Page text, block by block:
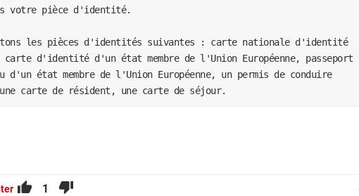
votre pièce d'identité.
les pièces d'identités suivantes : carte nationale d'identité
d'identité d'un état membre de l'Union Européenne, passeport
d'un état membre de l'Union Européenne, un permis de conduire
carte de résident, une carte de séjour.
1